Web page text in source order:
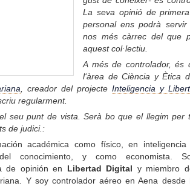
La seva opinió de
personal ens podrà
nos més càrrec del que
aquest col·lectiu.
A més de controlador, és
l‘àrea de Ciència y Ètica
, creador del projecte Inteligencia y
regularment.
seu punt de vista. Serà bo que el llegim per
de judici.:
académica como físico, en
conocimiento, y como economista.
de opinión en Libertad Digital y miembro
Y soy controlador aéreo en Aena desde